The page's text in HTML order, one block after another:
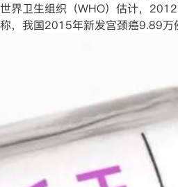
界卫生组织（WHO）估计，
，我国2015年新发宫颈癌9.89万